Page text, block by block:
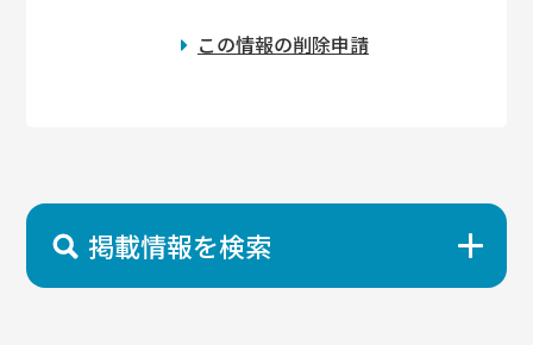
この情報の削除申請
掲載情報を検索